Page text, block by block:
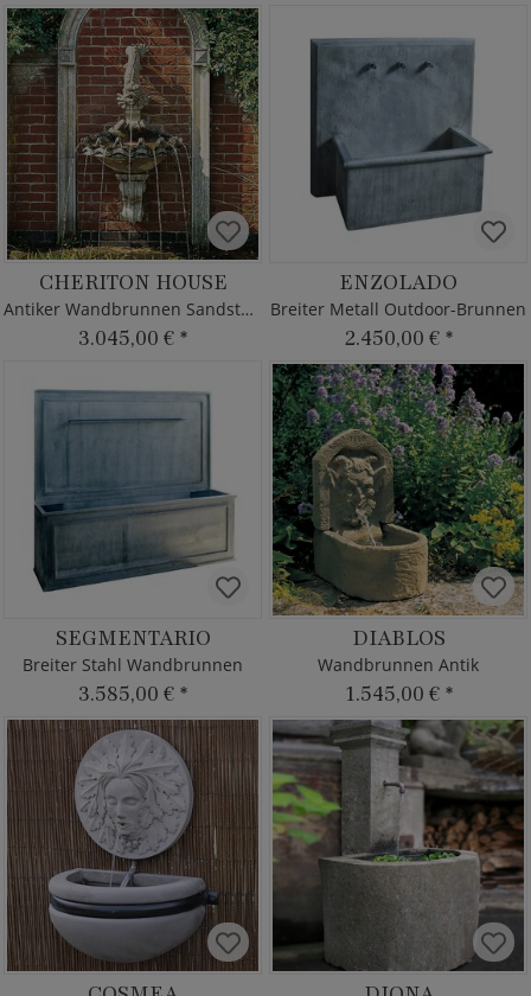
CHERITON HOUSE
Antiker Wandbrunnen Sandstein
3.045,00 € *
ENZOLADO
Breiter Metall Outdoor-Brunnen
2.450,00 € *
SEGMENTARIO
Breiter Stahl Wandbrunnen
3.585,00 € *
DIABLOS
Wandbrunnen Antik
1.545,00 € *